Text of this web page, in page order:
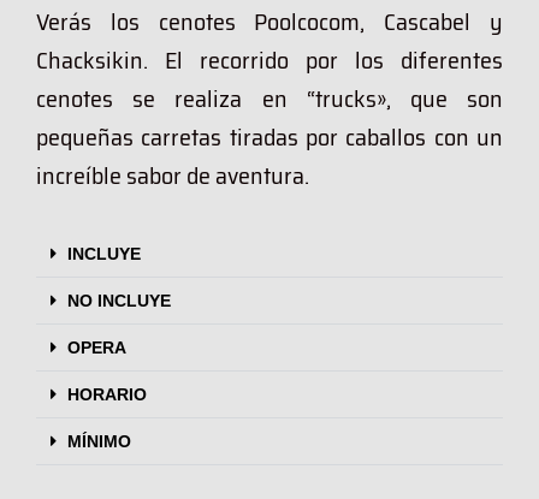
Verás los cenotes Poolcocom, Cascabel y
Chacksikin. El recorrido por los diferentes
cenotes se realiza en “trucks», que son
pequeñas carretas tiradas por caballos con un
increíble sabor de aventura.
INCLUYE
NO INCLUYE
OPERA
HORARIO
MÍNIMO